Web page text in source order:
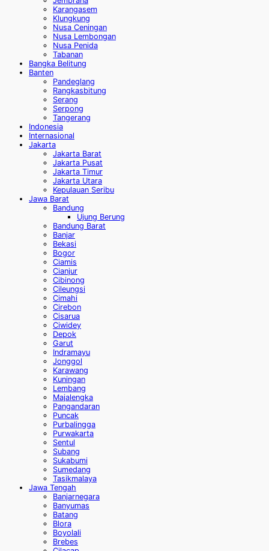
Karangasem
Klungkung
Nusa Ceningan
Nusa Lembongan
Nusa Penida
Tabanan
Bangka Belitung
Banten
Pandeglang
Rangkasbitung
Serang
Serpong
Tangerang
Indonesia
Internasional
Jakarta
Jakarta Barat
Jakarta Pusat
Jakarta Timur
Jakarta Utara
Kepulauan Seribu
Jawa Barat
Bandung
Ujung Berung
Bandung Barat
Banjar
Bekasi
Bogor
Ciamis
Cianjur
Cibinong
Cileungsi
Cimahi
Cirebon
Cisarua
Ciwidey
Depok
Garut
Indramayu
Jonggol
Karawang
Kuningan
Lembang
Majalengka
Pangandaran
Puncak
Purbalingga
Purwakarta
Sentul
Subang
Sukabumi
Sumedang
Tasikmalaya
Jawa Tengah
Banjarnegara
Banyumas
Batang
Blora
Boyolali
Brebes